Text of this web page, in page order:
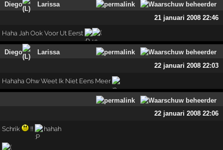
Diego
Larissa
21 januari 2008 22:46
Haha Jah Ook Voor Ut Eerst
Diego
Larissa
22 januari 2008 22:03
Hahaha Ohw Weet Ik Niet Eens Meer
22 januari 2008 22:06
Schrik !! hahah